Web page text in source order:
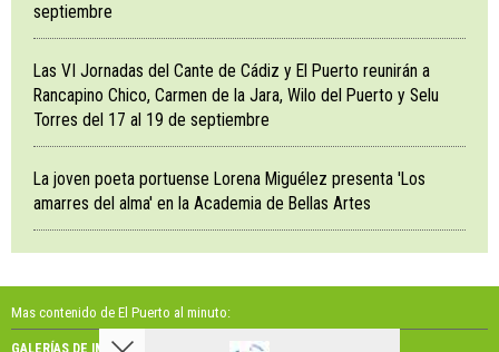
septiembre
Las VI Jornadas del Cante de Cádiz y El Puerto reunirán a
Rancapino Chico, Carmen de la Jara, Wilo del Puerto y Selu
Torres del 17 al 19 de septiembre
La joven poeta portuense Lorena Miguélez presenta 'Los
amarres del alma' en la Academia de Bellas Artes
Mas contenido de El Puerto al minuto: